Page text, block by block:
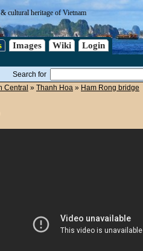
cultural heritage of Vietnam
Images Wiki Login
Search for
Central » Thanh Hoa » Ham Rong bridge